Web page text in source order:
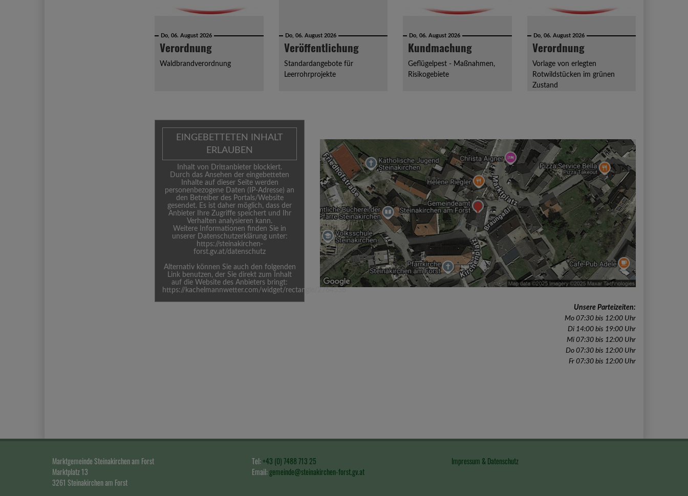
Do, 06. August 2026
Verordnung
Waldbrandverordnung
Do, 06. August 2026
Veröffentlichung
Standardangebote für
Leerrohrprojekte
Do, 06. August 2026
Kundmachung
Geflügelpest - Maßnahmen,
Risikogebiete
Do, 06. August 2026
Verordnung
Vorlage von erlegten
Rotwildstücken im grünen
Zustand
EINGEBETTETEN INHALT
ERLAUBEN
Inhalt von Drittanbieter blockiert.
Durch das Ansehen der eingebetteten
Inhalte auf dieser Seite werden
personenbezogene Daten (IP-Adresse) an
den Betreiber des Portals/Website
gesendet. Es ist daher möglich, dass der
Anbieter Ihre Zugriffe speichert und Ihr
Verhalten analysieren kann.
Weitere Informationen finden Sie in
unserer Datenschutzerklärung unter:
https://steinakirchen-
forst.gv.at/datenschutz
Alternativ können Sie auch den folgenden
Link benutzen, der Sie direkt zum Inhalt
auf die Website des Anbieters bringt:
https://kachelmannwetter.com/widget/rectangle/2764556
Unsere Parteizeiten:
Mo 07:30 bis 12:00 Uhr
Di 14:00 bis 19:00 Uhr
Mi 07:30 bis 12:00 Uhr
Do 07:30 bis 12:00 Uhr
Fr 07:30 bis 12:00 Uhr
Marktgemeinde Steinakirchen am Forst
Marktplatz 13
3261 Steinakirchen am Forst
Tel:+43 (0) 7488 713 25
Email:gemeinde@steinakirchen-forst.gv.at
Impressum & Datenschutz